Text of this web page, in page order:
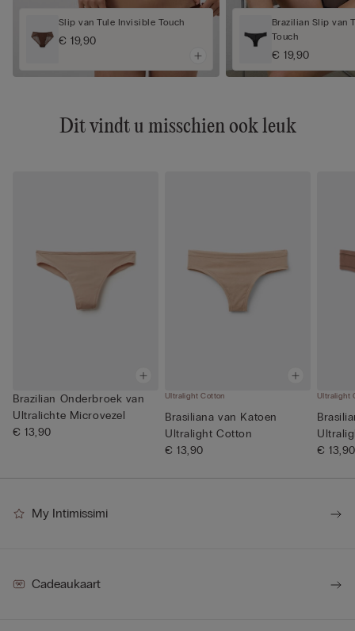
Slip van Tule Invisible Touch
€ 19,90
Brazilian Slip van
Touch
€ 19,90
Dit vindt u misschien ook leuk
Brazilian Onderbroek van
Ultralichte Microvezel
€ 13,90
Ultralight Cotton
Brasiliana van Katoen
Ultralight Cotton
€ 13,90
Ultralight
€ 13,90
My Intimissimi
Cadeaukaart